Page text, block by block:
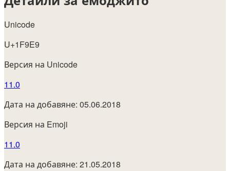
Unicode
U+1F9E9
Версия на Unicode
11.0
Дата на добавяне: 05.06.2018
Версия на Emoji
11.0
Дата на добавяне: 21.05.2018